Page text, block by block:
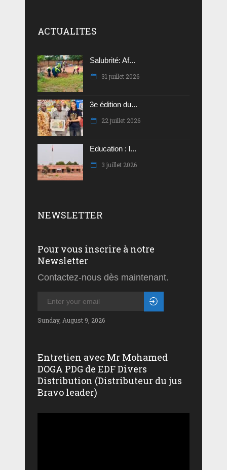
ACTUALITES
Salubrité: Af...
31 juillet 2026
3e édition du...
22 juillet 2026
Education : l...
3 juillet 2026
NEWSLETTER
Pour vous inscrire à notre
Newsletter
Contactez-nous dès maintenant.
Sunday, August 9, 2026
Entretien avec Mr Mohamed
DOGA PDG de EDF Divers
Distribution (Distributeur du jus
Bravo leader)